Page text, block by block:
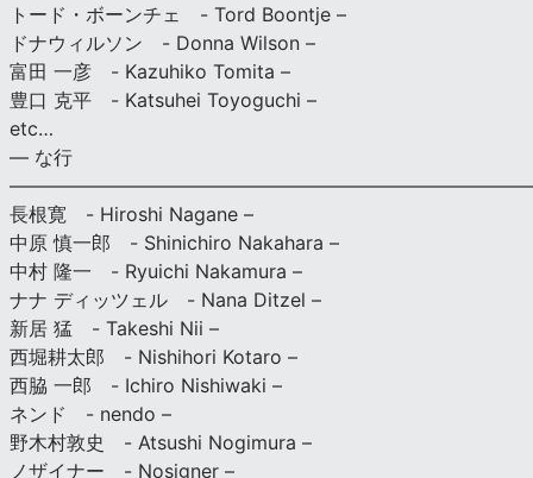
トード・ボーンチェ - Tord Boontje –
ドナウィルソン - Donna Wilson –
富田 一彦 - Kazuhiko Tomita –
豊口 克平 - Katsuhei Toyoguchi –
etc…
— な行
長根寛 - Hiroshi Nagane –
中原 慎一郎 - Shinichiro Nakahara –
中村 隆一 - Ryuichi Nakamura –
ナナ ディッツェル - Nana Ditzel –
新居 猛 - Takeshi Nii –
西堀耕太郎 - Nishihori Kotaro –
西脇 一郎 - Ichiro Nishiwaki –
ネンド - nendo –
野木村敦史 - Atsushi Nogimura –
ノザイナー - Nosigner –